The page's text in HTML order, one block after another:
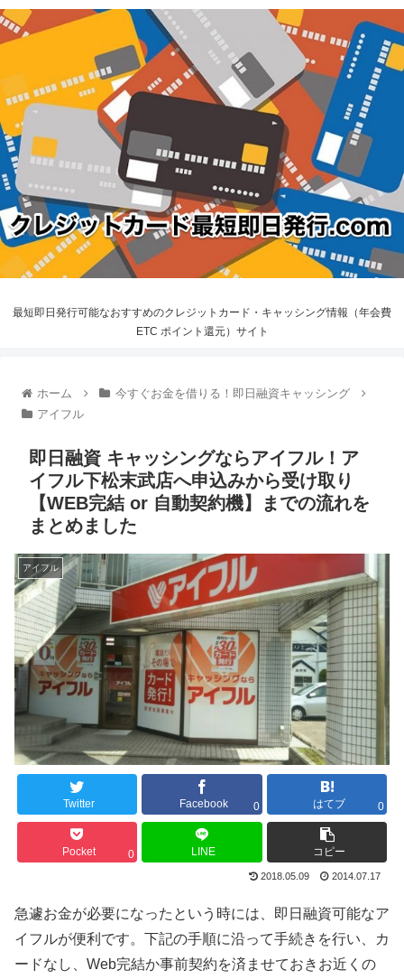
最短即日発行可能なおすすめのクレジットカード・キャッシング情報（年会費
ETC ポイント還元）サイト
ホーム
今すぐお金を借りる！即日融資キャッシング
アイフル
即日融資 キャッシングならアイフル！ア
イフル下松末武店へ申込みから受け取り
【WEB完結 or 自動契約機】までの流れを
まとめました
アイフル
Twitter Facebook 0 はてブ 0
Pocket 0 LINE コピー
2018.05.09 2014.07.17
急遽お金が必要になったという時には、即日融資可能なア
イフルが便利です。下記の手順に沿って手続きを行い、カ
ードなし、Web完結か事前契約を済ませておきお近くの